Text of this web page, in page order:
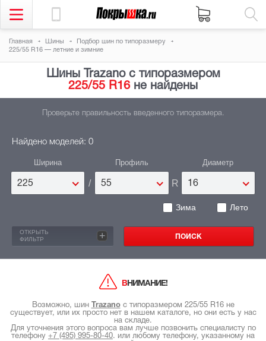
Главная Шины
Подбор шин по типоразмеру
225/55 R16 — летние и зимние
Шины Trazano с типоразмером
225/55 R16 не найдены
Проверьте правильность введенного типоразмера.
Найдено моделей: 0
Ширина
225 /
Профиль
55 R
Диаметр
16
Зима Лето
ОТКРЫТЬ
ФИЛЬТР
+
ВНИМАНИЕ!
Возможно, шин Trazanoс типоразмером 225/55 R16 не
существует, или их просто нет в нашем каталоге, но они есть у нас
на складе.
Для уточнения этого вопроса вам лучше позвонить специалисту по
телефону +7 (495) 995-80-40. или любому телефону, указанному на